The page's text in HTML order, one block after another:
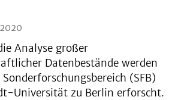
Analyse großer
Datenbestände werden
(SFB)
Universität zu Berlin erforscht.